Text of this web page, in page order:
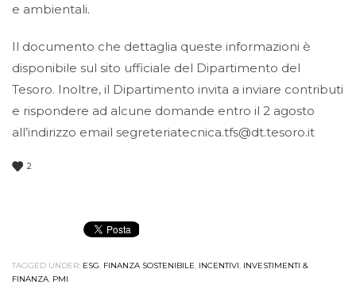
e ambientali.
Il documento che dettaglia queste informazioni è
disponibile sul sito ufficiale del Dipartimento del
Tesoro. Inoltre, il Dipartimento invita a inviare contributi
e rispondere ad alcune domande entro il 2 agosto
all’indirizzo email segreteriatecnica.tfs@dt.tesoro.it
2
TAGGED UNDER: ESG, FINANZA SOSTENIBILE, INCENTIVI, INVESTIMENTI &
FINANZA, PMI